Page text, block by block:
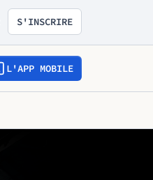
S'INSCRIRE
L'APP MOBILE